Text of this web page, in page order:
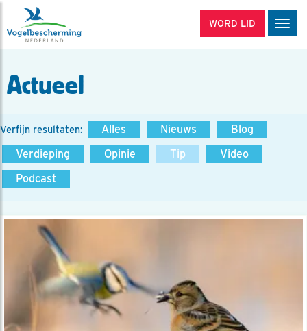
WORD LID
Actueel
Verfijn resultaten: Alles Nieuws
Blog
Verdieping
Opinie Tip
Video
Podcast